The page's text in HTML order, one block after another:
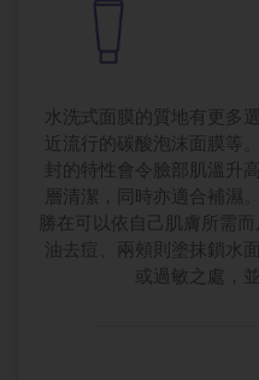
水洗式面膜的質地有更多
近流行的碳酸泡沫面膜等
封的特性會令臉部肌溫升
層清潔，同時亦適合補濕
勝在可以依自己肌膚所需
油去痘、兩頰則塗抹鎖水
或過敏之處，